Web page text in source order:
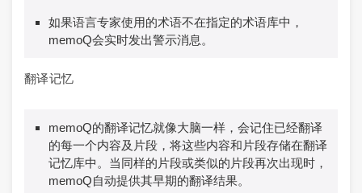
如果语言专家使用的术语不在指定的术语库中，
memoQ会实时发出警示消息。
翻译记忆
memoQ的翻译记忆就像大脑一样，会记住已经翻译
的每一个内容及片段，将这些内容和片段存储在翻译
记忆库中。当同样的片段或类似的片段再次出现时，
memoQ自动提供其早期的翻译结果。